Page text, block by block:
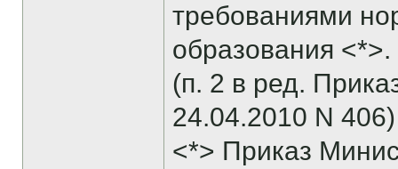
требованиями
образования <*>.
(п. 2 в ред.
24.04.2010 N 406)
<*> Приказ